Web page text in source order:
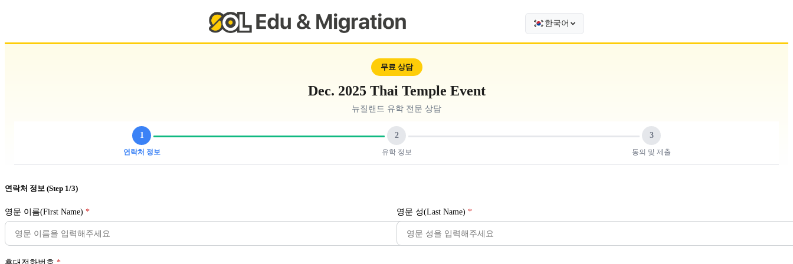
한국어
무료 상담
Dec. 2025 Thai Temple Event
뉴질랜드 유학 전문 상담
1
연락처 정보
2
유학 정보
3
동의 및 제출
연락처 정보 (Step 1/3)
영문 이름(First Name) * 영문 성(Last Name) *